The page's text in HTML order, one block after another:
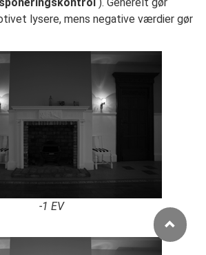
lysere, mens negative værdier gør
-1 EV